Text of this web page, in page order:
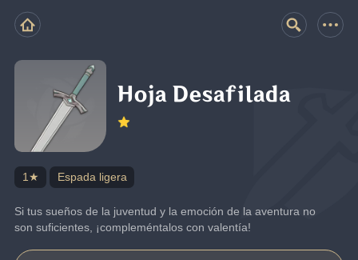
Hoja Desafilada
1★ Espada ligera
Si tus sueños de la juventud y la emoción de la aventura no
son suficientes, ¡compleméntalos con valentía!